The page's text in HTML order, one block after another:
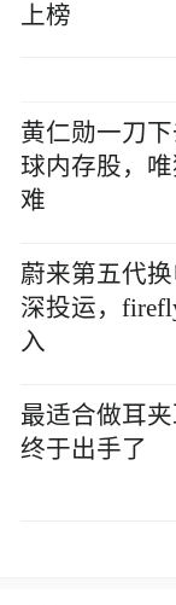
上榜
黄仁勋一刀
球内存股，
难
蔚来第五代
深投运，
入
最适合做耳夹
终于出手了